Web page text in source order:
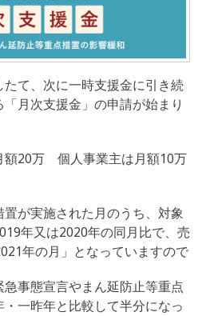
て、次に一時支援金に引き続
月次支援金」の申請が始まり
額20万 個人事業主は月額10万
が実施された月のうち、対象
年又は2020年の同月比で、売
年の月」となっていますので
事態宣言やまん延防止等重点
一昨年と比較して半分になっ